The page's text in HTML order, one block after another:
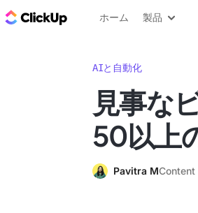
ClickUp ブログ
ホーム 製品
AIと自動化
見事な
50以上
Pavitra M